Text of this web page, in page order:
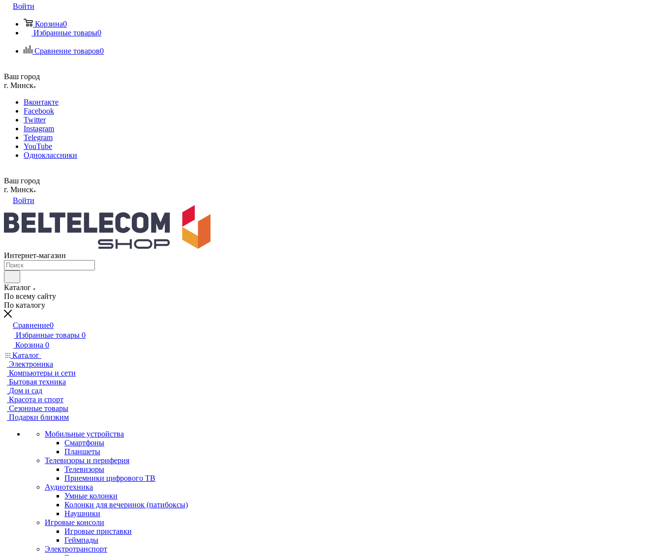
Войти
Корзина0
Избранные товары0
Сравнение товаров0
Ваш город
г. Минск
Вконтакте
Facebook
Twitter
Instagram
Telegram
YouTube
Одноклассники
Ваш город
г. Минск
Войти
Интернет-магазин
Каталог
По всему сайту
По каталогу
Сравнение0
Избранные товары 0
Корзина 0
Каталог
Электроника
Компьютеры и сети
Бытовая техника
Дом и сад
Красота и спорт
Сезонные товары
Подарки близким
Мобильные устройства
Смартфоны
Планшеты
Телевизоры и периферия
Телевизоры
Приемники цифрового ТВ
Аудиотехника
Умные колонки
Колонки для вечеринок (патибоксы)
Наушники
Игровые консоли
Игровые приставки
Геймпады
Электротранспорт